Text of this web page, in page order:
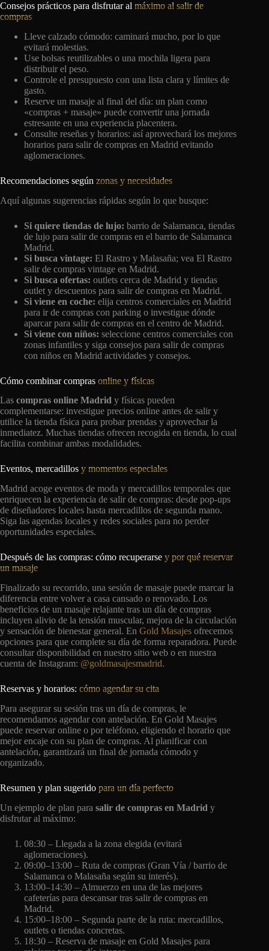
Consejos prácticos para disfrutar al máximo al salir de
compras
Lleve calzado cómodo: caminará mucho, por lo que
evitará molestias.
Use bolsas reutilizables o una mochila ligera para
distribuir el peso.
Controle el presupuesto con una lista clara y límites de
gasto.
Reserve un masaje al final del día: un plan como
«compras + masaje» puede convertir una jornada
estresante en una experiencia placentera.
Consulte reseñas y horarios: así aprovechará los mejores
horarios para salir de compras en Madrid evitando
aglomeraciones.
Recomendaciones según zonas y necesidades
Aquí algunas sugerencias rápidas según lo que busque:
Si quiere tiendas de lujo: barrio de Salamanca, tiendas
de lujo para salir de compras en el barrio de Salamanca
Madrid.
Si busca vintage: El Rastro y Malasaña; vea El Rastro
salir de compras vintage en Madrid.
Si busca ofertas: outlets cerca de Madrid y tiendas
outlet y descuentos para salir de compras en Madrid.
Si viene en coche: elija centros comerciales en Madrid
para ir de compras con parking o investigue dónde
aparcar para salir de compras en el centro de Madrid.
Si viene con niños: seleccione centros comerciales con
zonas infantiles y siga consejos para salir de compras
con niños en Madrid actividades y consejos.
Cómo combinar compras online y físicas
Las compras online Madrid y físicas pueden
complementarse: investigue precios online antes de salir y
utilice la tienda física para probar prendas y aprovechar la
inmediatez. Muchas tiendas ofrecen recogida en tienda, lo cual
facilita combinar ambas modalidades.
Eventos, mercadillos y momentos especiales
Madrid acoge eventos de moda y mercadillos temporales que
enriquecen la experiencia de salir de compras: desde pop-ups
de diseñadores locales hasta mercadillos de segunda mano.
Siga las agendas locales y redes sociales para no perder
oportunidades especiales.
Después de las compras: cómo recuperarse y por qué reservar
un masaje
Finalizado su recorrido, una sesión de masaje puede marcar la
diferencia entre volver a casa cansado o renovado. Los
beneficios de un masaje relajante tras un día de compras
incluyen alivio de la tensión muscular, mejora de la circulación
y sensación de bienestar general. En Gold Masajes ofrecemos
opciones para que complete su día de forma reparadora. Puede
consultar disponibilidad en nuestro sitio web o en nuestra
cuenta de Instagram: @goldmasajesmadrid.
Reservas y horarios: cómo agendar su cita
Para asegurar su sesión tras un día de compras, le
recomendamos agendar con antelación. En Gold Masajes
puede reservar online o por teléfono, eligiendo el horario que
mejor encaje con su plan de compras. Al planificar con
antelación, garantizará un final de jornada cómodo y
organizado.
Resumen y plan sugerido para un día perfecto
Un ejemplo de plan para salir de compras en Madrid y
disfrutar al máximo:
08:30 – Llegada a la zona elegida (evitará
aglomeraciones).
09:00–13:00 – Ruta de compras (Gran Vía / barrio de
Salamanca o Malasaña según su interés).
13:00–14:30 – Almuerzo en una de las mejores
cafeterías para descansar tras salir de compras en
Madrid.
15:00–18:00 – Segunda parte de la ruta: mercadillos,
outlets o tiendas concretas.
18:30 – Reserva de masaje en Gold Masajes para